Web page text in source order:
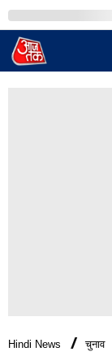
Hindi News चुनाव